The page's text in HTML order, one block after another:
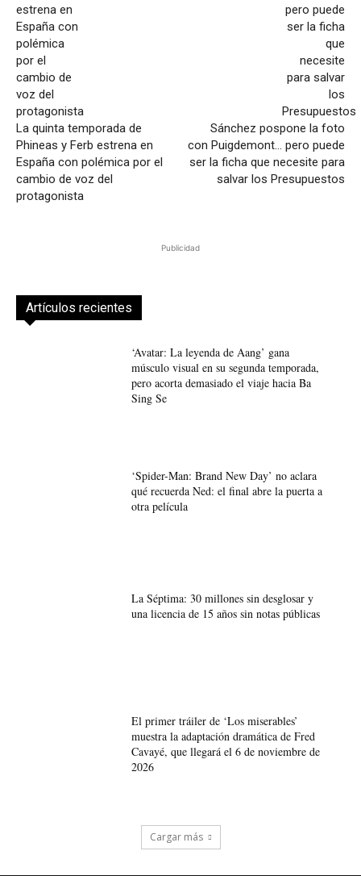
La quinta temporada de
Phineas y Ferb estrena en
España con polémica por el
cambio de voz del
protagonista
Sánchez pospone la foto
con Puigdemont… pero puede
ser la ficha que necesite para
salvar los Presupuestos
Publicidad
Artículos recientes
‘Avatar: La leyenda de Aang’ gana
músculo visual en su segunda temporada,
pero acorta demasiado el viaje hacia Ba
Sing Se
‘Spider-Man: Brand New Day’ no aclara
qué recuerda Ned: el final abre la puerta a
otra película
La Séptima: 30 millones sin desglosar y
una licencia de 15 años sin notas públicas
El primer tráiler de ‘Los miserables’
muestra la adaptación dramática de Fred
Cavayé, que llegará el 6 de noviembre de
2026
Cargar más